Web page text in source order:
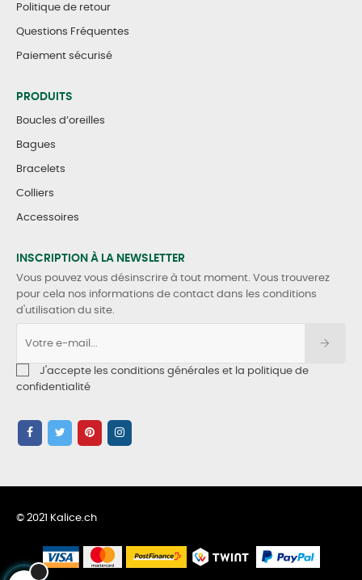
Politique de retour
Questions Fréquentes
Paiement sécurisé
PRODUITS
Boucles d’oreilles
Bagues
Bracelets
Colliers
Accessoires
INSCRIPTION À LA NEWSLETTER
Vous pouvez vous désinscrire à tout moment. Vous trouverez
pour cela nos informations de contact dans les conditions
d'utilisation du site.
J'accepte les conditions générales et la politique de
confidentialité
© 2021 Kalice.ch